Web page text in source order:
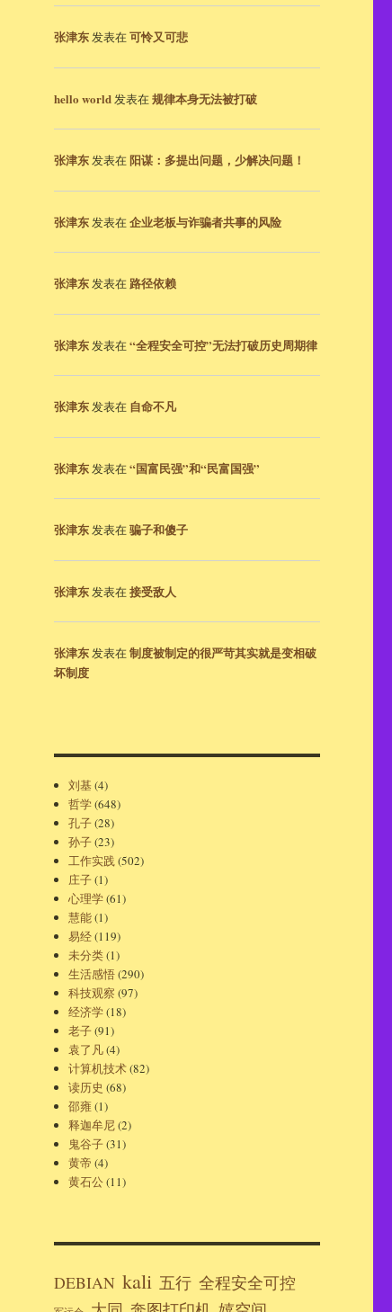
张津东发表在可怜又可悲
hello world发表在规律本身无法被打破
张津东发表在阳谋：多提出问题，少解决问题！
张津东发表在企业老板与诈骗者共事的风险
张津东发表在 路径依赖
张津东发表在“全程安全可控”无法打破历史周期律
张津东发表在 自命不凡
张津东发表在“国富民强”和“民富国强”
张津东发表在骗子和傻子
张津东发表在接受敌人
张津东发表在制度被制定的很严苛其实就是变相破
坏制度
刘基(4)
哲学(648)
孔子(28)
孙子(23)
工作实践(502)
庄子(1)
心理学(61)
慧能(1)
易经(119)
未分类(1)
生活感悟(290)
科技观察 (97)
经济学(18)
老子(91)
袁了凡(4)
计算机技术(82)
读历史 (68)
邵雍(1)
释迦牟尼(2)
鬼谷子(31)
黄帝 (4)
黄石公(11)
DEBIAN kali 五行 全程安全可控